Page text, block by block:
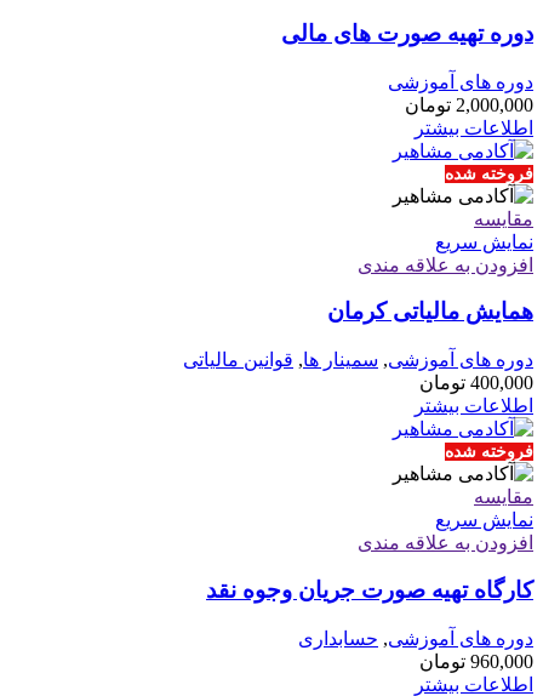
دوره تهیه صورت های مالی
دوره های آموزشی
2,000,000 تومان
اطلاعات بیشتر
فروخته شده
مقايسه
نمایش سریع
افزودن به علاقه مندی
همایش مالیاتی کرمان
دوره های آموزشی, سمینار ها, قوانین مالیاتی
400,000 تومان
اطلاعات بیشتر
فروخته شده
مقايسه
نمایش سریع
افزودن به علاقه مندی
کارگاه تهیه صورت جریان وجوه نقد
دوره های آموزشی, حسابداری
960,000 تومان
اطلاعات بیشتر